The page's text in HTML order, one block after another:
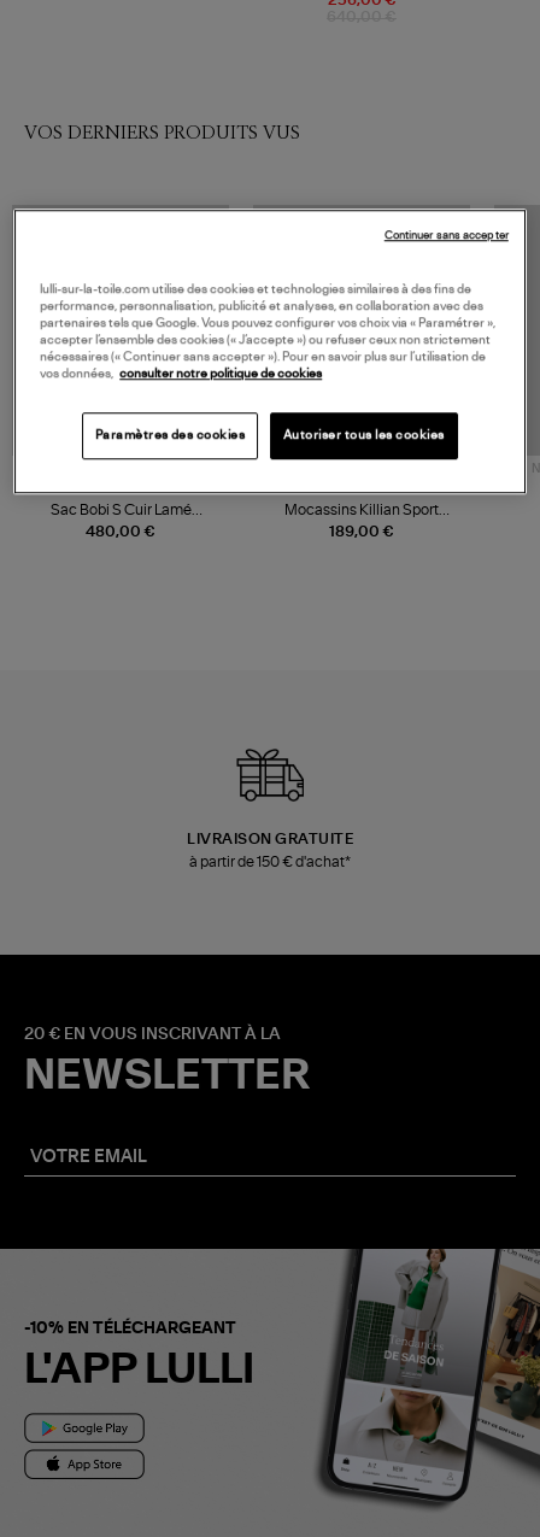
VOS DERNIERS PRODUITS VUS
480,00 €
JEROME DREYFUSS
Sac Bobi S Cuir Lamé
Champagne
189,00 €
TORAL
Mocassins Killian Sport
Mousse
LIVRAISON GRATUITE
à partir de 150 € d'achat*
20 € EN VOUS INSCRIVANT À LA
NEWSLETTER
-10% EN TÉLÉCHARGEANT
L'APP LULLI
lulli-sur-la-toile.com utilise des cookies et technologies similaires à des fins de
performance, personnalisation, publicité et analyses, en collaboration avec des
partenaires tels que Google. Vous pouvez configurer vos choix via « Paramétrer »,
accepter l’ensemble des cookies (« J’accepte ») ou refuser ceux non strictement
nécessaires (« Continuer sans accepter »). Pour en savoir plus sur l’utilisation de
vos données, consulter notre politique de cookies
Paramètres des cookies Autoriser tous les cookies
Continuer sans accepter